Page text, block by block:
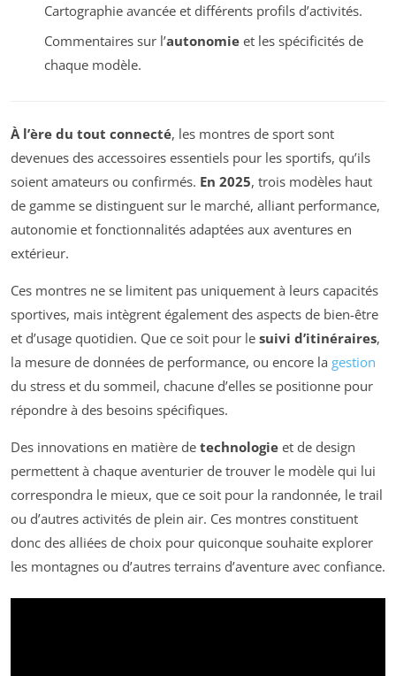
Cartographie avancée et différents profils d’activités.
Commentaires sur l’autonomieet les spécificités de
chaque modèle.
À l’ère du tout connecté, les montres de sport sont
devenues des accessoires essentiels pour les sportifs, qu’ils
soient amateurs ou confirmés. En 2025, trois modèles haut
de gamme se distinguent sur le marché, alliant performance,
autonomie et fonctionnalités adaptées aux aventures en
extérieur.
Ces montres ne se limitent pas uniquement à leurs capacités
sportives, mais intègrent également des aspects de bien-être
et d’usage quotidien. Que ce soit pour le suivi d’itinéraires,
la mesure de données de performance, ou encore la gestion
du stress et du sommeil, chacune d’elles se positionne pour
répondre à des besoins spécifiques.
Des innovations en matière de technologie et de design
permettent à chaque aventurier de trouver le modèle qui lui
correspondra le mieux, que ce soit pour la randonnée, le trail
ou d’autres activités de plein air. Ces montres constituent
donc des alliées de choix pour quiconque souhaite explorer
les montagnes ou d’autres terrains d’aventure avec confiance.